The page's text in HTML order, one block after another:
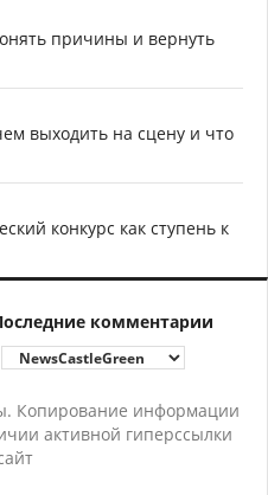
причины и вернуть
выходить на сцену и что
конкурс как ступень к
комментарии
Копирование информации
активной гиперссылки